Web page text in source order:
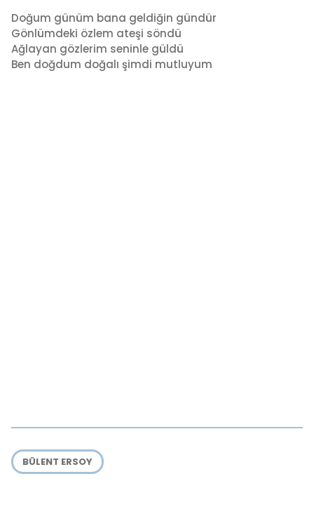
Doğum günüm bana geldiğin gündür
Gönlümdeki özlem ateşi söndü
Ağlayan gözlerim seninle güldü
Ben doğdum doğalı şimdi mutluyum
BÜLENT ERSOY